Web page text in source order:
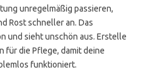
unregelmäßig passieren,
Rost schneller an. Das
und sieht unschön aus. Erstelle
für die Pflege, damit deine
funktioniert.